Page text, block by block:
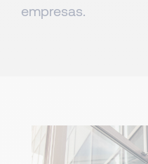
empresas.